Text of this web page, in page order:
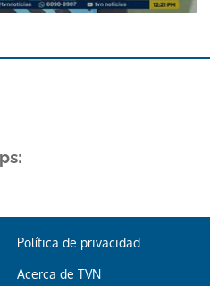
Política de privacidad
Acerca de TVN